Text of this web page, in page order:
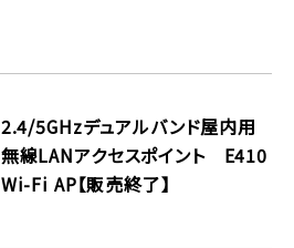
2.4/5GHzデュアルバンド屋内用
無線LANアクセスポイント E410
Wi-Fi AP【販売終了】